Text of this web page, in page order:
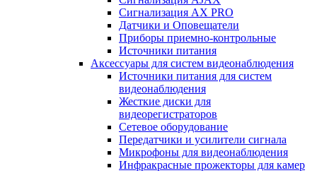
Сигнализация AX PRO
Датчики и Оповещатели
Приборы приемно-контрольные
Источники питания
Аксессуары для систем видеонаблюдения
Источники питания для систем
видеонаблюдения
Жесткие диски для
видеорегистраторов
Сетевое оборудование
Передатчики и усилители сигнала
Микрофоны для видеонаблюдения
Инфракрасные прожекторы для камер